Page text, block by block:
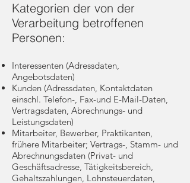
Kategorien der von der
Verarbeitung betroffenen
Personen:
Interessenten (Adressdaten,
Angebotsdaten)
Kunden (Adressdaten, Kontaktdaten
einschl. Telefon-, Fax-und E-Mail-Daten,
Vertragsdaten, Abrechnungs- und
Leistungsdaten)
Mitarbeiter, Bewerber, Praktikanten,
frühere Mitarbeiter; Vertrags-, Stamm- und
Abrechnungsdaten (Privat- und
Geschäftsadresse, Tätigkeitsbereich,
Gehaltszahlungen, Lohnsteuerdaten,